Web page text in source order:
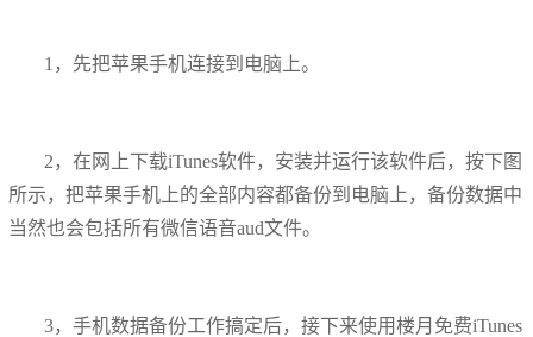
1，先把苹果手机连接到电脑上。
2，在网上下载iTunes软件，安装并运行该软件后，按下图
所示，把苹果手机上的全部内容都备份到电脑上，备份数据中
当然也会包括所有微信语音aud文件。
3，手机数据备份工作搞定后，接下来使用楼月免费iTunes